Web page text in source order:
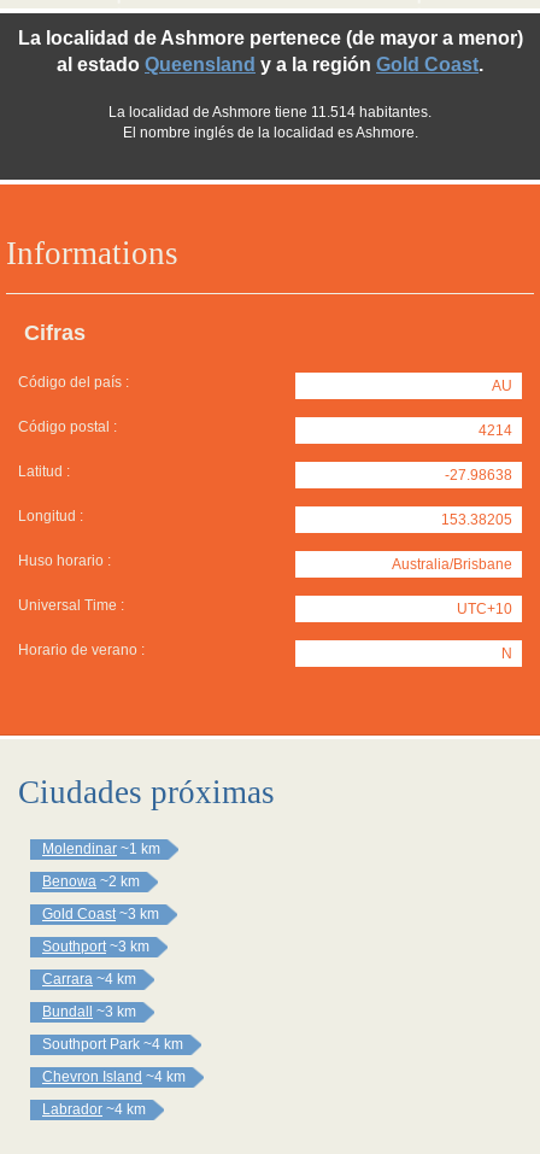
Informations
Cifras
Código del país : AU
Código postal : 4214
Latitud : -27.98638
Longitud : 153.38205
Huso horario : Australia/Brisbane
Universal Time : UTC+10
Horario de verano : N
La localidad de Ashmore pertenece (de mayor a menor)
al estado Queensland y a la región Gold Coast.
La localidad de Ashmore tiene 11.514 habitantes.
El nombre inglés de la localidad es Ashmore.
Ciudades próximas
Molendinar ~1 km
Benowa ~2 km
Gold Coast ~3 km
Southport ~3 km
Carrara ~4 km
Bundall
~3 km
Southport Park ~4 km
Chevron Island ~4 km
Labrador ~4 km